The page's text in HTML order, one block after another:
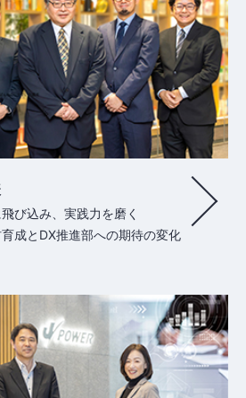
び込み、実践力を磨く
成とDX推進部への期待の変化